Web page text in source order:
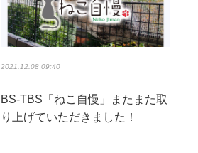
2021.12.08 09:40
BS-TBS「ねこ自慢」またまた取
り上げていただきました！